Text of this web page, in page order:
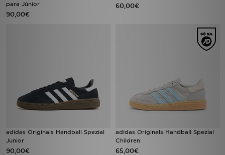
para Júnior
90,00€
60,00€
adidas Originals Handball Spezial
Junior
90,00€
adidas Originals Handball Spezial
Children
65,00€